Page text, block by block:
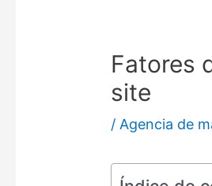
Fatores
site
/ Agencia de